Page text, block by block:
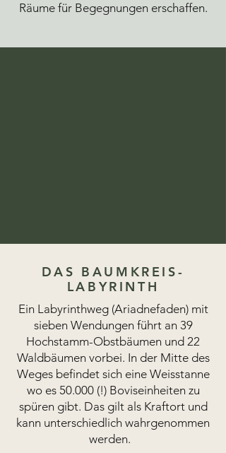
Räume für Begegnungen erschaffen.
DAS BAUMKREIS-
LABYRINTH
Ein Labyrinthweg (Ariadnefaden) mit
sieben Wendungen führt an 39
Hochstamm-Obstbäumen und 22
Waldbäumen vorbei. In der Mitte des
Weges befindet sich eine Weisstanne
wo es 50.000 (!) Boviseinheiten zu
spüren gibt. Das gilt als Kraftort und
kann unterschiedlich wahrgenommen
werden.